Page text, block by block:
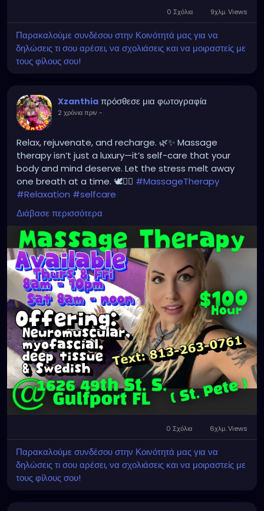
0 Σχόλια 9χλμ. Views
Παρακαλούμε συνδέσου στην Κοινότητά μας για να
δηλώσεις τι σου αρέσει, να σχολιάσεις και να μοιραστείς με
τους φίλους σου!
Xzanthia πρόσθεσε μια φωτογραφία
2 χρόνια πριν -
Relax, rejuvenate, and recharge. 🌿✨ Massage
therapy isn’t just a luxury—it’s self-care that your
body and mind deserve. Let the stress melt away
one breath at a time. 🕊💆‍♀️ #MassageTherapy
#Relaxation #selfcare
linktree.com/xzanthiamassage
Διάβασε περισσότερα
0 Σχόλια 6χλμ. Views
Παρακαλούμε συνδέσου στην Κοινότητά μας για να
δηλώσεις τι σου αρέσει, να σχολιάσεις και να μοιραστείς με
τους φίλους σου!